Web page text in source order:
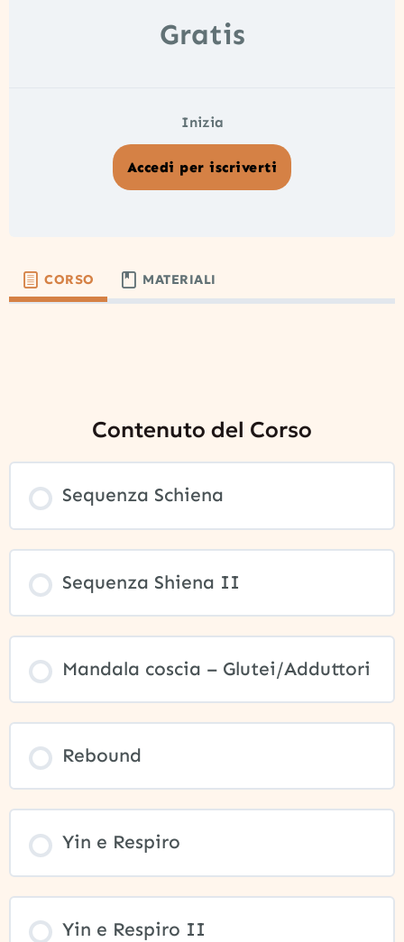
Gratis
Inizia
Accedi per iscriverti
CORSO MATERIALI
Contenuto del Corso
Sequenza Schiena
Sequenza Shiena II
Mandala coscia – Glutei/Adduttori
Rebound
Yin e Respiro
Yin e Respiro II